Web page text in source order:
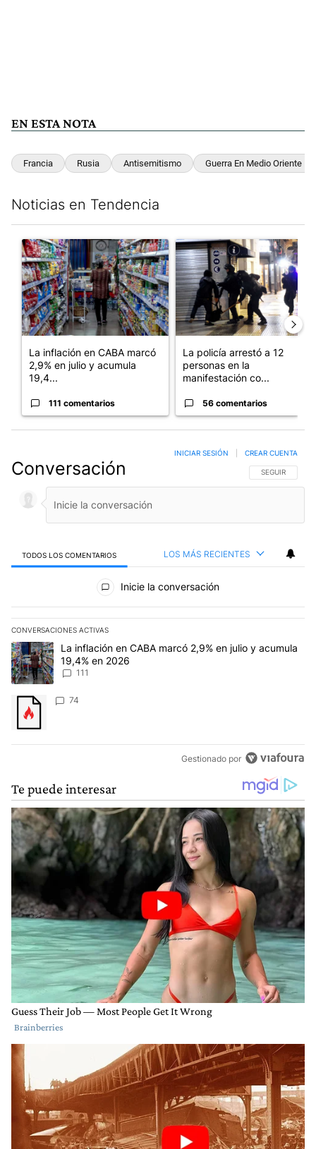
EN ESTA NOTA
Francia Rusia Antisemitismo Guerra En Medio Oriente
Noticias en Tendencia
Un artículo de tendencia con el título "La inflación en CABA
La inflación en CABA marcó
2,9% en julio y acumula
19,4...
111 comentarios
Un artículo de tendencia con
La policía arrestó a 12
personas en la
manifestación co...
56 comentarios
Conversación SIGA ESTA
SEGUIR
INICIAR SESIÓN CREAR CUENTA
TODOS LOS COMENTARIOS LOS MÁS RECIENTES
Todos los comentarios
Inicie la conversación
CONVERSACIONES ACTIVAS
Este listado muestra los artículos con más comentarios en los
Un artículo de tendencia con el título "La inflación en CABA
La inflación en CABA marcó 2,9% en julio y acumula
19,4% en 2026
111
Un artículo de tendencia con el título "" con 74 comentarios.
74
Gestionado por